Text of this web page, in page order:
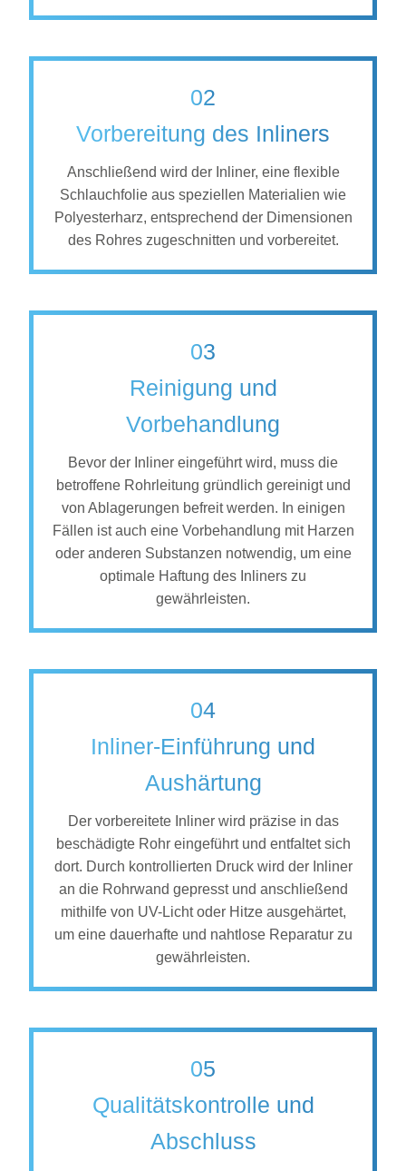
02
Vorbereitung des Inliners
Anschließend wird der Inliner, eine flexible
Schlauchfolie aus speziellen Materialien wie
Polyesterharz, entsprechend der Dimensionen
des Rohres zugeschnitten und vorbereitet.
03
Reinigung und
Vorbehandlung
Bevor der Inliner eingeführt wird, muss die
betroffene Rohrleitung gründlich gereinigt und
von Ablagerungen befreit werden. In einigen
Fällen ist auch eine Vorbehandlung mit Harzen
oder anderen Substanzen notwendig, um eine
optimale Haftung des Inliners zu
gewährleisten.
04
Inliner-Einführung und
Aushärtung
Der vorbereitete Inliner wird präzise in das
beschädigte Rohr eingeführt und entfaltet sich
dort. Durch kontrollierten Druck wird der Inliner
an die Rohrwand gepresst und anschließend
mithilfe von UV-Licht oder Hitze ausgehärtet,
um eine dauerhafte und nahtlose Reparatur zu
gewährleisten.
05
Qualitätskontrolle und
Abschluss